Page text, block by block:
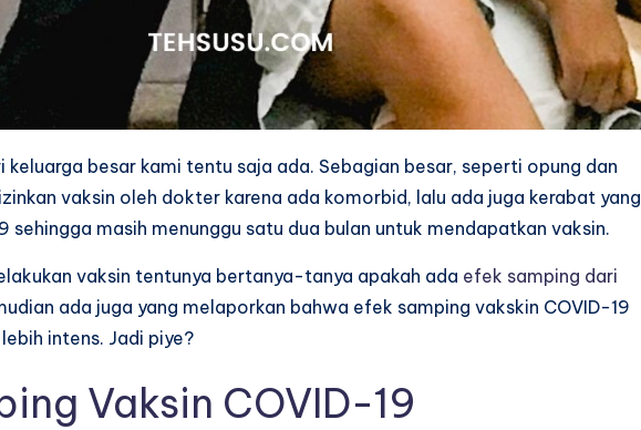
keluarga besar kami tentu saja ada. Sebagian besar, seperti opung dan
vaksin oleh dokter karena ada komorbid, lalu ada juga kerabat yang
sehingga masih menunggu satu dua bulan untuk mendapatkan vaksin.
vaksin tentunya bertanya-tanya apakah ada efek samping dari
ada juga yang melaporkan bahwa efek samping vakskin COVID-19
intens. Jadi piye?
Vaksin COVID-19